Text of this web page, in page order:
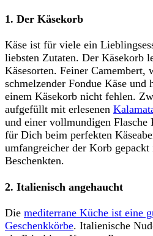
1. Der Käsekorb
Käse ist für viele ein
liebsten Zutaten. Der Käsekorb
Käsesorten. Feiner Camembert,
schmelzender Fondue Käse und
einem Käsekorb nicht fehlen.
aufgefüllt mit erlesenen
und einer vollmundigen
für Dich beim perfekten
umfangreicher der Korb
Beschenkten.
2. Italienisch angehaucht
Die mediterrane Küche ist eine
Geschenkkörbe. Italienische